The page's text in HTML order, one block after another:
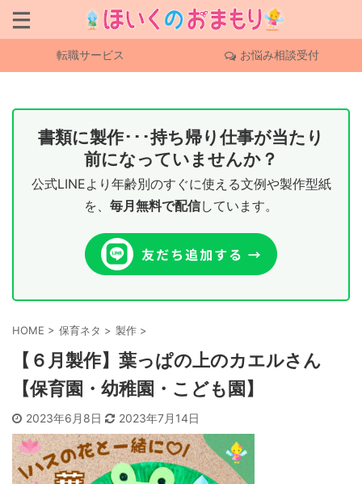
転職サービス お悩み相談受付
書類に製作･･･持ち帰り仕事が当たり
前になっていませんか？
公式LINEより年齢別のすぐに使える文例や製作型紙
を、 毎月無料で配信しています。
HOME > 保育ネタ > 製作 >
【６月製作】葉っぱの上のカエルさん
【保育園・幼稚園・こども園】
2023年6月8日 2023年7月14日